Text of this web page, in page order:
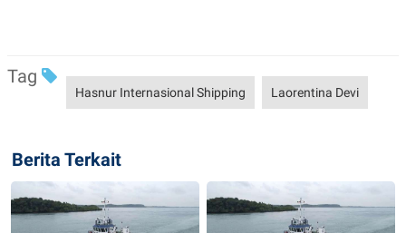
K
E
R
R
T
I
S
I
Tag
Hasnur Internasional Shipping Laorentina Devi
Berita Terkait